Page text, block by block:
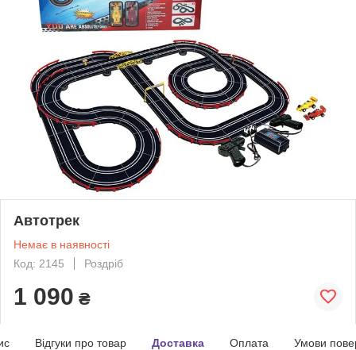
Автотрек
Немає в наявності
Код: 2145
Роздріб
1 090 ₴
Відгуки про товар Доставка Оплата Умови